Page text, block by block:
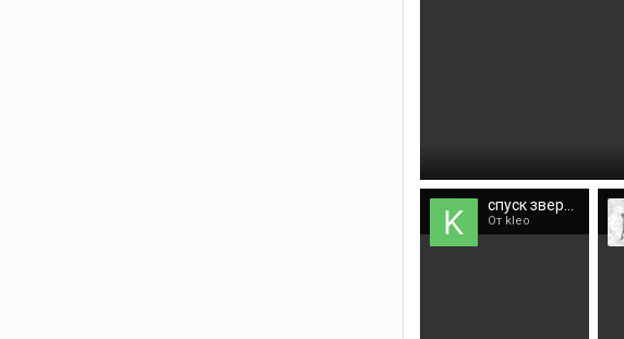
От kleo